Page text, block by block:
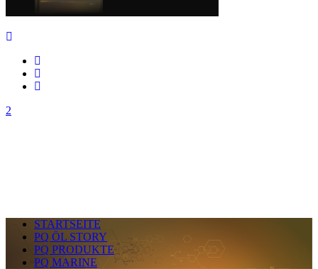
STARTSEITE
PQ ÖL STORY
PQ PRODUKTE
PQ MARINE